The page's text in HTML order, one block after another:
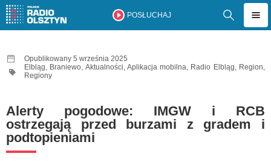
POSŁUCHAJ
Opublikowany 5 września 2025
Elbląg, Braniewo, Aktualności, Aplikacja mobilna, Radio Elbląg, Region,
Regiony
Alerty pogodowe: IMGW i RCB
ostrzegają przed burzami z gradem i
podtopieniami